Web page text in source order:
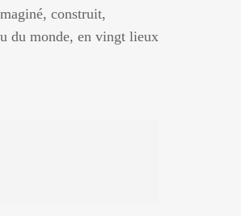
construit,
du monde, en vingt lieux